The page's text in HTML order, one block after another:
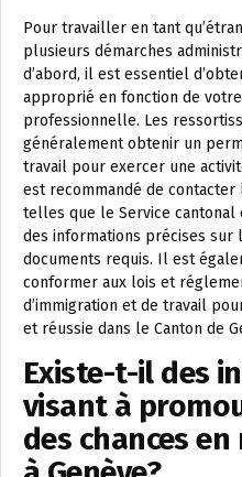
Pour travailler en tant
plusieurs démarches
d’abord, il est essentiel
approprié en fonction de
professionnelle. Les
généralement obtenir un
travail pour exercer une
est recommandé de
telles que le Service
des informations précises
documents requis. Il est
conformer aux lois et
d’immigration et de travail
et réussie dans le Canton de
Existe-t-il des
visant à
des chances